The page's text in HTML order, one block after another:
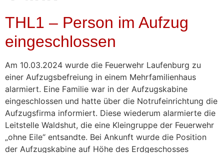
THL1 – Person im Aufzug
eingeschlossen
Am 10.03.2024 wurde die Feuerwehr Laufenburg zu
einer Aufzugsbefreiung in einem Mehrfamilienhaus
alarmiert. Eine Familie war in der Aufzugskabine
eingeschlossen und hatte über die Notrufeinrichtung die
Aufzugsfirma informiert. Diese wiederum alarmierte die
Leitstelle Waldshut, die eine Kleingruppe der Feuerwehr
„ohne Eile“ entsandte. Bei Ankunft wurde die Position
der Aufzugskabine auf Höhe des Erdgeschosses